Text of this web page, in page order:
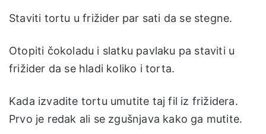
Staviti tortu u frižider par sati da se stegne.
Otopiti čokoladu i slatku pavlaku pa staviti u
frižider da se hladi koliko i torta.
Kada izvadite tortu umutite taj fil iz frižidera.
Prvo je redak ali se zgušnjava kako ga mutite.